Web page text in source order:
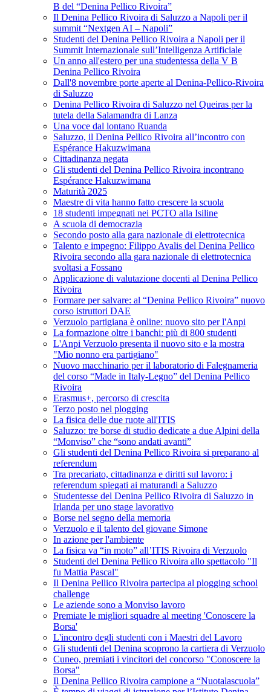
B del “Denina Pellico Rivoira”
Il Denina Pellico Rivoira di Saluzzo a Napoli per il
summit “Nextgen AI – Napoli”
Studenti del Denina Pellico Rivoira a Napoli per il
Summit Internazionale sull’Intelligenza Artificiale
Un anno all'estero per una studentessa della V B
Denina Pellico Rivoira
Dall'8 novembre porte aperte al Denina-Pellico-Rivoira
di Saluzzo
Denina Pellico Rivoira di Saluzzo nel Queiras per la
tutela della Salamandra di Lanza
Una voce dal lontano Ruanda
Saluzzo, il Denina Pellico Rivoira all’incontro con
Espérance Hakuzwimana
Cittadinanza negata
Gli studenti del Denina Pellico Rivoira incontrano
Espérance Hakuzwimana
Maturità 2025
Maestre di vita hanno fatto crescere la scuola
18 studenti impegnati nei PCTO alla Isiline
A scuola di democrazia
Secondo posto alla gara nazionale di elettrotecnica
Talento e impegno: Filippo Avalis del Denina Pellico
Rivoira secondo alla gara nazionale di elettrotecnica
svoltasi a Fossano
Applicazione di valutazione docenti al Denina Pellico
Rivoira
Formare per salvare: al “Denina Pellico Rivoira” nuovo
corso istruttori DAE
Verzuolo partigiana è online: nuovo sito per l'Anpi
La formazione oltre i banchi: più di 800 studenti
L'Anpi Verzuolo presenta il nuovo sito e la mostra
"Mio nonno era partigiano"
Nuovo macchinario per il laboratorio di Falegnameria
del corso “Made in Italy-Legno” del Denina Pellico
Rivoira
Erasmus+, percorso di crescita
Terzo posto nel plogging
La fisica delle due ruote all'ITIS
Saluzzo: tre borse di studio dedicate a due Alpini della
“Monviso” che “sono andati avanti”
Gli studenti del Denina Pellico Rivoira si preparano al
referendum
Tra precariato, cittadinanza e diritti sul lavoro: i
referendum spiegati ai maturandi a Saluzzo
Studentesse del Denina Pellico Rivoira di Saluzzo in
Irlanda per uno stage lavorativo
Borse nel segno della memoria
Verzuolo e il talento del giovane Simone
In azione per l'ambiente
La fisica va “in moto” all’ITIS Rivoira di Verzuolo
Studenti del Denina Pellico Rivoira allo spettacolo "Il
fu Mattia Pascal"
Il Denina Pellico Rivoira partecipa al plogging school
challenge
Le aziende sono a Monviso lavoro
Premiate le migliori squadre al meeting 'Conoscere la
Borsa'
L'incontro degli studenti con i Maestri del Lavoro
Gli studenti del Denina scoprono la cartiera di Verzuolo
Cuneo, premiati i vincitori del concorso "Conoscere la
Borsa"
Il Denina Pellico Rivoira campione a “Nuotalascuola”